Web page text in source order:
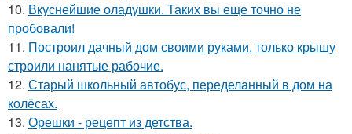
10. Вкуснейшие оладушки. Таких вы еще точно не
пробовали!
11. Построил дачный дом своими руками, только крышу
строили нанятые рабочие.
12. Старый школьный автобус, переделанный в дом на
колёсах.
13. Орешки - рецепт из детства.